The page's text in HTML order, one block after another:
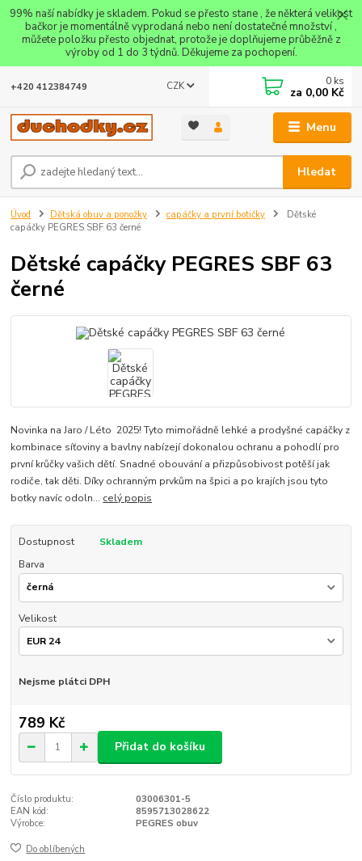
99% naší nabídky je skladem. Pokud se přesto stane , že některá velikost
bačkor je momentálně vyprodaná nebo není dostatečné množství ,
můžete položku přesto objednat, protože je doplňujeme průběžně z
výroby od 1 do 3 týdnů. Děkujeme za pochopení.
Menu
CZK
Hledat
+420 412384749 0 ks
za 0,00 Kč
Úvod Dětská obuv a ponožky capáčky a první botičky
Dětské
capáčky PEGRES SBF 63 černé
Dětské capáčky PEGRES SBF 63
černé
Novinka na Jaro / Léto 2025! Tyto mimořádně lehké a prodyšné capáčky z
kombinace síťoviny a bavlny nabízejí dokonalou ochranu a pohodlí pro
první krůčky vašich dětí. Snadné obouvání a přizpůsobivost potěší jak
rodiče, tak děti. Díky ochranným prvkům na špici a po krajích jsou tyto
botky navíc odoln... celý popis
Dostupnost
Skladem
Barva
Velikost
Nejsme plátci DPH
789 Kč
Přidat do košíku
Číslo produktu:
03006301-5
EAN kód:
8595713028622
Výrobce:
PEGRES obuv
Do oblíbených